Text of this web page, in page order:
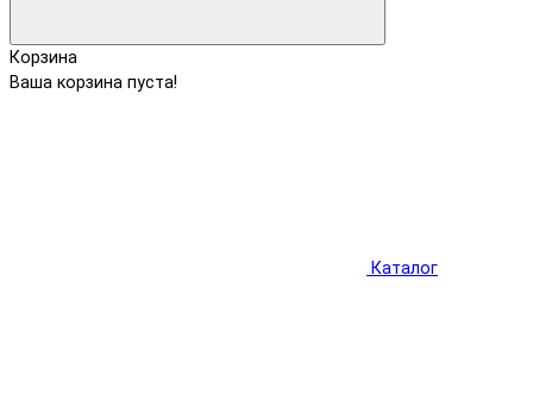
Корзина
Ваша корзина пуста!
Каталог